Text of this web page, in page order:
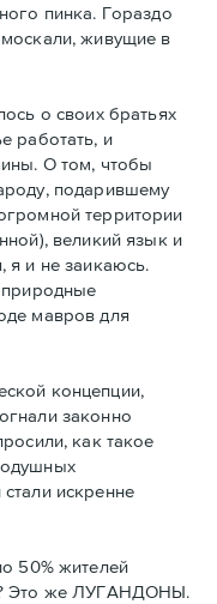
пинка. Гораздо
живущие в
о своих братьях
работать, и
О том, чтобы
подарившему
территории
великий язык и
я и не заикаюсь.
природные
мавров для
концепции,
законно
как такое
искренне
50% жителей
Это же ЛУГАНДОНЫ.